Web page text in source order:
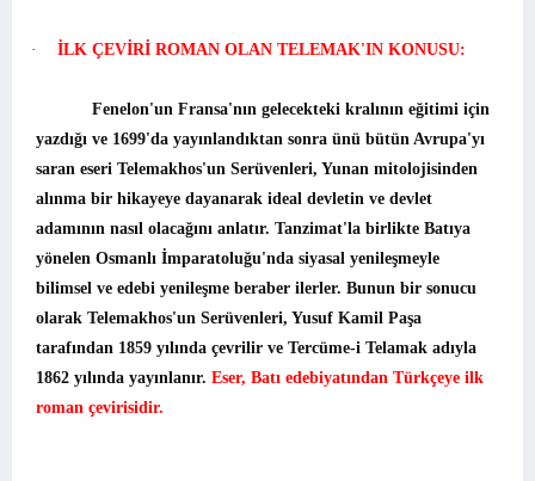
· İLK ÇEVİRİ ROMAN OLAN TELEMAK'IN KONUSU:
Fenelon'un Fransa'nın gelecekteki kralının eğitimi için
yazdığı ve 1699'da yayınlandıktan sonra ünü bütün Avrupa'yı
saran eseri Telemakhos'un Serüvenleri, Yunan mitolojisinden
alınma bir hikayeye dayanarak ideal devletin ve devlet
adamının nasıl olacağını anlatır. Tanzimat'la birlikte Batıya
yönelen Osmanlı İmparatoluğu'nda siyasal yenileşmeyle
bilimsel ve edebi yenileşme beraber ilerler. Bunun bir sonucu
olarak Telemakhos'un Serüvenleri, Yusuf Kamil Paşa
tarafından 1859 yılında çevrilir ve Tercüme-i Telamak adıyla
1862 yılında yayınlanır. Eser, Batı edebiyatından Türkçeye ilk
roman çevirisidir.